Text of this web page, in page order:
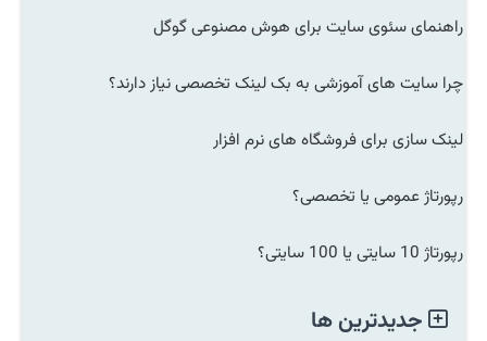
راهنمای سئوی سایت برای هوش مصنوعی گوگل
چرا سایت های آموزشی به بک لینک تخصصی نیاز دارند؟
لینک سازی برای فروشگاه های نرم افزار
رپورتاژ عمومی یا تخصصی؟
رپورتاژ 10 سایتی یا 100 سایتی؟
جدیدترین ها